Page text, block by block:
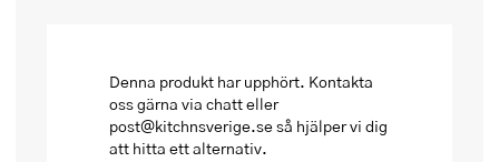
Denna produkt har upphört. Kontakta
oss gärna via chatt eller
post@kitchnsverige.se så hjälper vi dig
att hitta ett alternativ.